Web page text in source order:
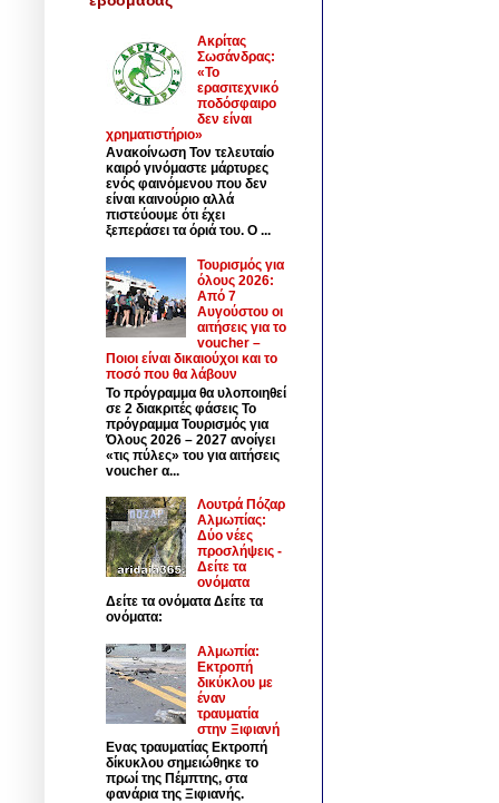
Ακρίτας
Σωσάνδρας:
«Το
ερασιτεχνικό
ποδόσφαιρο
δεν είναι
χρηματιστήριο»
Ανακοίνωση Τον τελευταίο
καιρό γινόμαστε μάρτυρες
ενός φαινόμενου που δεν
είναι καινούριο αλλά
πιστεύουμε ότι έχει
ξεπεράσει τα όριά του. Ο ...
Τουρισμός για
όλους 2026:
Από 7
Αυγούστου οι
αιτήσεις για το
voucher –
Ποιοι είναι δικαιούχοι και το
ποσό που θα λάβουν
Το πρόγραμμα θα υλοποιηθεί
σε 2 διακριτές φάσεις Το
πρόγραμμα Τουρισμός για
Όλους 2026 – 2027 ανοίγει
«τις πύλες» του για αιτήσεις
voucher α...
Λουτρά Πόζαρ
Αλμωπίας:
Δύο νέες
προσλήψεις -
Δείτε τα
ονόματα
Δείτε τα ονόματα Δείτε τα
ονόματα:
Αλμωπία:
Εκτροπή
δικύκλου με
έναν
τραυματία
στην Ξιφιανή
Ενας τραυματίας Εκτροπή
δίκυκλου σημειώθηκε το
πρωί της Πέμπτης, στα
φανάρια της Ξιφιανής.